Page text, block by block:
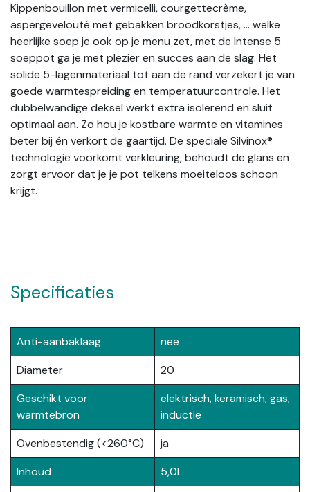
Kippenbouillon met vermicelli, courgettecrème,
aspergevelouté met gebakken broodkorstjes, … welke
heerlijke soep je ook op je menu zet, met de Intense 5
soeppot ga je met plezier en succes aan de slag. Het
solide 5-lagenmateriaal tot aan de rand verzekert je van
goede warmtespreiding en temperatuurcontrole. Het
dubbelwandige deksel werkt extra isolerend en sluit
optimaal aan. Zo hou je kostbare warmte en vitamines
beter bij én verkort de gaartijd. De speciale Silvinox®
technologie voorkomt verkleuring, behoudt de glans en
zorgt ervoor dat je je pot telkens moeiteloos schoon
krijgt.
Specificaties
Anti-aanbaklaag
nee
Diameter
20
Geschikt voor
warmtebron
elektrisch, keramisch, gas,
inductie
Ovenbestendig (<260°C)
ja
Inhoud
5,0L